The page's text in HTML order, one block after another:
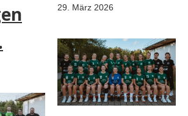
29. März 2026